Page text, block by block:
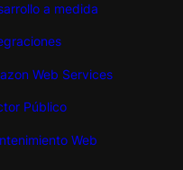
a medida
Web Services
Público
Web